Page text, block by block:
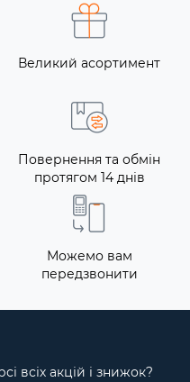
Великий асортимент
Повернення та обмін
протягом 14 днів
Можемо вам
передзвонити
всіх акцій і знижок?